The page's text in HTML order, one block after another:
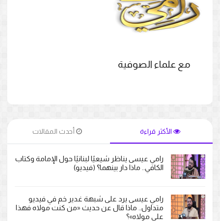
مع علماء الصوفية
الأكثر قراءة أحدث المقالات
رامي عيسى يناظر شيعيًا لبنانيًا حول الإمامة وكتاب
الكافي.. ماذا دار بينهما؟ (فيديو)
رامي عيسى يرد على شبهة غدير خم في فيديو
متداول.. ماذا قال عن حديث «من كنت مولاه فهذا
علي مولاه»؟